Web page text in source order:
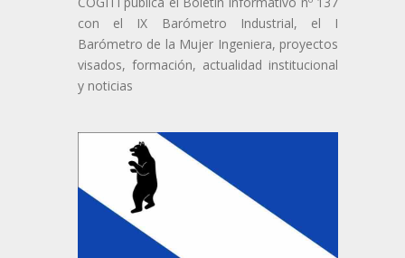
con el IX Barómetro Industrial, el I
Barómetro de la Mujer Ingeniera, proyectos
visados, formación, actualidad institucional
y noticias